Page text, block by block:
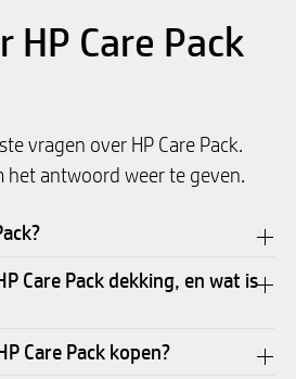
HP Care Pack
vragen over HP Care Pack.
het antwoord weer te geven.
Care Pack dekking, en wat is
Care Pack kopen?